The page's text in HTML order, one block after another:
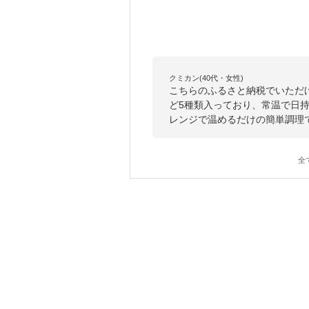
クミカン(40代・女性)
こちらのふるさと納税でいた
ど5種類入っており、常温で日
レンジで温めるだけの簡単調
全